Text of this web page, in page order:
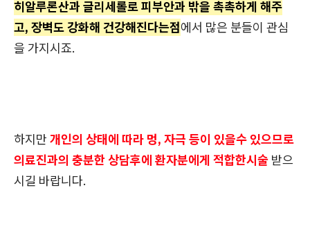
히알루론산과 글리세롤로 피부안과 밖을 촉촉하게 해주
고, 장벽도 강화해 건강해진다는점에서 많은 분들이 관심
을 가지시죠.
하지만 개인의 상태에 따라 멍, 자극 등이 있을수 있으므로
의료진과의 충분한 상담후에 환자분에게 적합한시술 받으
시길 바랍니다.